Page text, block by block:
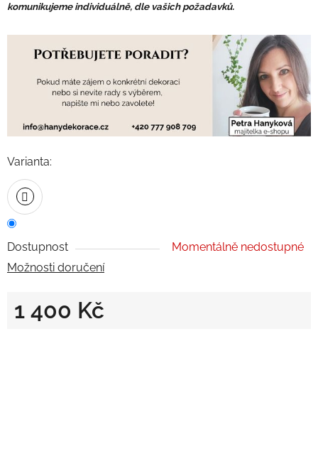
komunikujeme individuálně, dle vašich požadavků.
Varianta:
Dostupnost
Momentálně nedostupné
Možnosti doručení
1 400 Kč